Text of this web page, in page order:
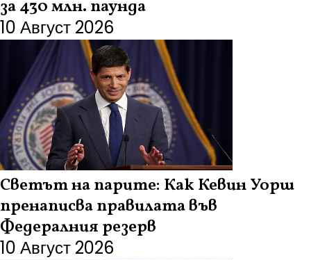
за 430 млн. паунда
10 Август 2026
Светът на парите: Как Кевин Уорш
пренаписва правилата във
Федералния резерв
10 Август 2026